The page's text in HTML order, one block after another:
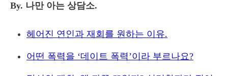
By. 나만 아는 상담소.
헤어진 연인과 재회를 원하는 이유.
어떤 폭력을 ‘데이트 폭력’이라 부르나요?